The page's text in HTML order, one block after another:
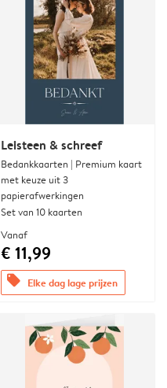
Leisteen & schreef
Bedankkaarten | Premium kaart
met keuze uit 3
papierafwerkingen
Set van 10 kaarten
Vanaf
€ 11,99
offers Elke dag lage prijzen